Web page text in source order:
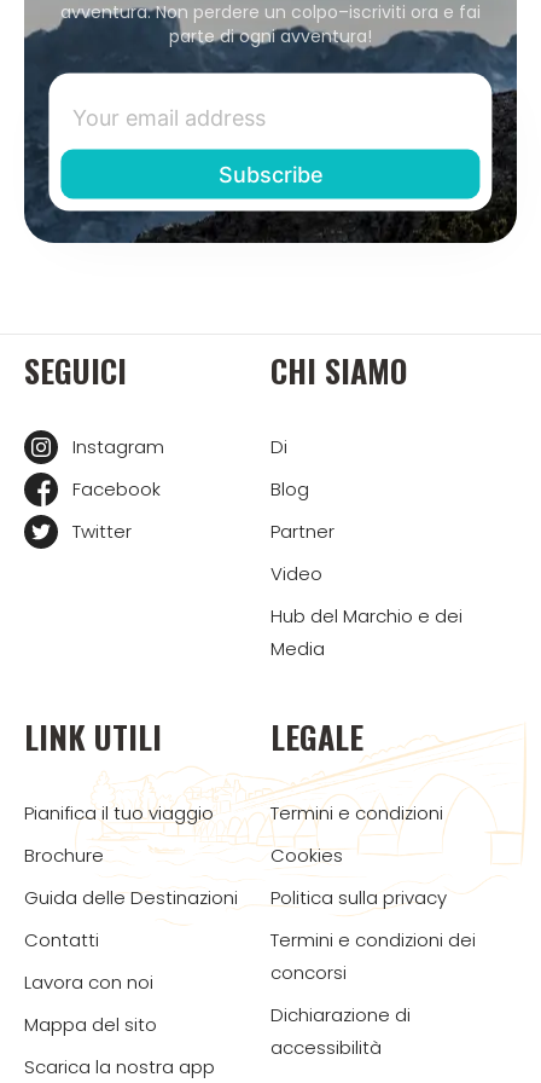
avventura. Non perdere un colpo–iscriviti ora e fai
parte di ogni avventura!
SEGUICI
Instagram
Facebook
Twitter
CHI SIAMO
Di
Blog
Partner
Video
Hub del Marchio e dei
Media
LINK UTILI
Pianifica il tuo viaggio
Brochure
Guida delle Destinazioni
Contatti
Lavora con noi
Mappa del sito
Scarica la nostra app
LEGALE
Termini e condizioni
Cookies
Politica sulla privacy
Termini e condizioni dei
concorsi
Dichiarazione di
accessibilità